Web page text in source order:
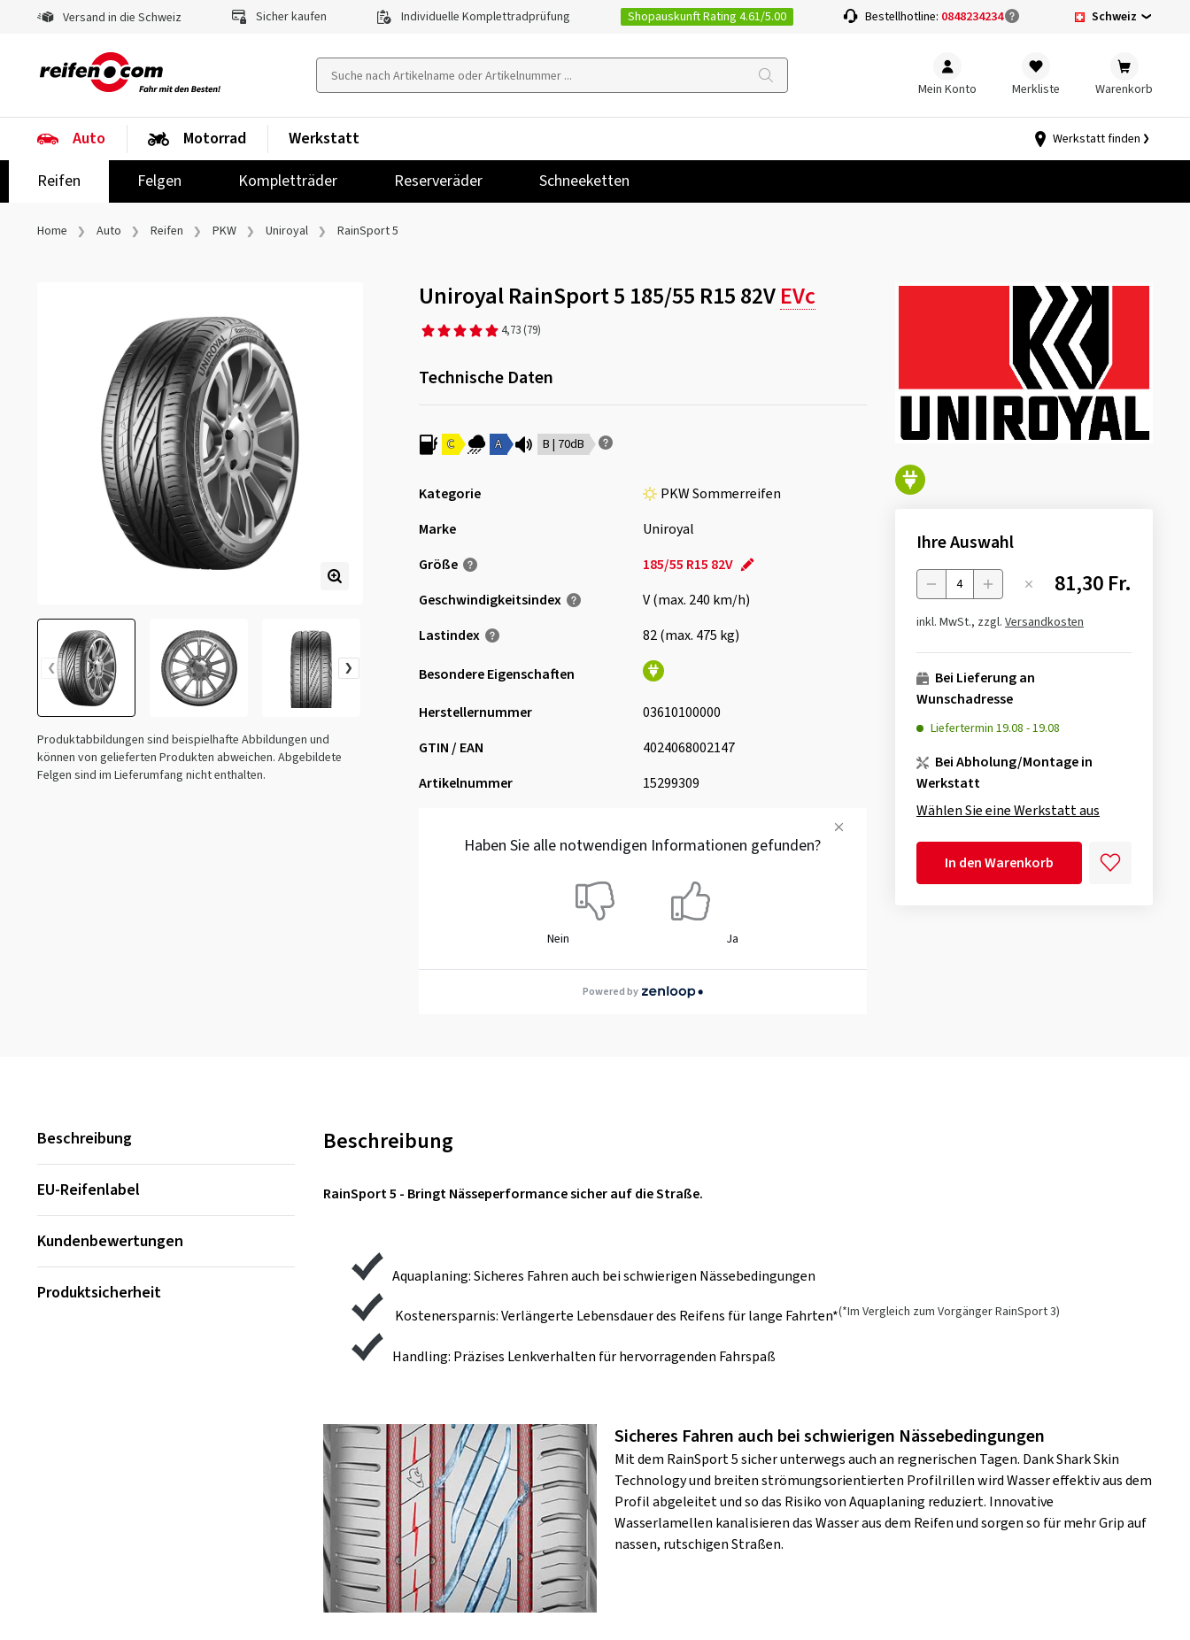
Versand in die Schweiz Sicher kaufen Individuelle Komplettradprüfung Shopauskunft Rating 4.61/5.00 Bestellhotline: 0848234234 Schweiz
Mein Konto Merkliste Warenkorb
Auto
Reifen
Felgen Kompletträder Reserveräder Schneeketten
Motorrad Werkstatt Werkstatt finden
Home Auto Reifen PKW Uniroyal RainSport 5
Produktabbildungen sind beispielhafte Abbildungen und
können von gelieferten Produkten abweichen. Abgebildete
Felgen sind im Lieferumfang nicht enthalten.
Uniroyal RainSport 5 185/55 R15 82VEVc
4,73 (79)
Technische Daten
C A B | 70dB
Kategorie
PKW Sommerreifen
Marke
Uniroyal
Größe
185/55 R15 82V
Geschwindigkeits­index
V (max. 240 km/h)
Lastindex
82 (max. 475 kg)
Besondere Eigenschaften
Herstellernummer
03610100000
GTIN / EAN
4024068002147
Artikelnummer
15299309
Haben Sie alle notwendigen Informationen gefunden?
Nein Ja
Powered by
Ihre Auswahl
Menge 81,30 Fr.
inkl. MwSt., zzgl. Versandkosten
Bei Lieferung an
Wunschadresse
Liefertermin 19.08 -19.08
Bei Abholung/Montage in
Werkstatt
Wählen Sie eine Werkstatt aus
In den Warenkorb
Beschreibung
EU-Reifenlabel
Kundenbewertungen
Produktsicherheit
Beschreibung
RainSport 5 - Bringt Nässeperformance sicher auf die Straße.
Aquaplaning: Sicheres Fahren auch bei schwierigen Nässebedingungen
Kostenersparnis: Verlängerte Lebensdauer des Reifens für lange Fahrten*(*Im Vergleich zum Vorgänger RainSport 3)
Handling: Präzises Lenkverhalten für hervorragenden Fahrspaß
Sicheres Fahren auch bei schwierigen Nässebedingungen
Mit dem RainSport 5 sicher unterwegs auch an regnerischen Tagen. Dank Shark Skin
Technology und breiten strömungsorientierten Profilrillen wird Wasser effektiv aus dem
Profil abgeleitet und so das Risiko von Aquaplaning reduziert. Innovative
Wasserlamellen kanalisieren das Wasser aus dem Reifen und sorgen so für mehr Grip auf
nassen, rutschigen Straßen.